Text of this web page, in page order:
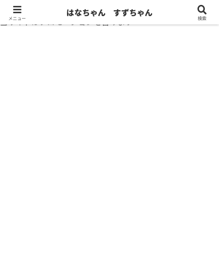
当サイトはプロモーションを含みます
メニュー
はなちゃん すずちゃん
検索